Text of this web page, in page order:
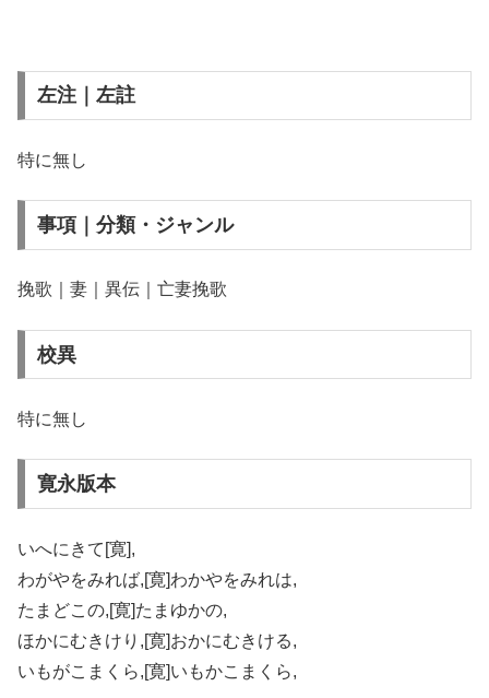
左注｜左註
特に無し
事項｜分類・ジャンル
挽歌｜妻｜異伝｜亡妻挽歌
校異
特に無し
寛永版本
いへにきて[寛],
わがやをみれば,[寛]わかやをみれは,
たまどこの,[寛]たまゆかの,
ほかにむきけり,[寛]おかにむきける,
いもがこまくら,[寛]いもかこまくら,